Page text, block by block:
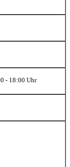
- 18:00 Uhr